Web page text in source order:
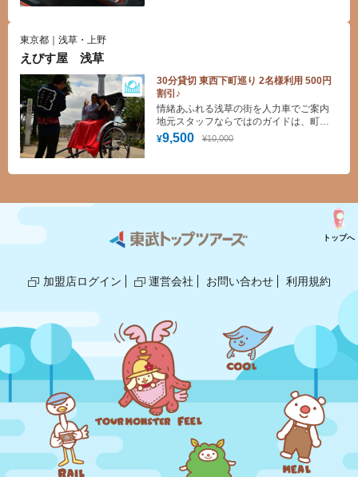
東京都｜浅草・上野
えびす屋 浅草
30分貸切 東西下町巡り 2名様利用 500円
割引♪
¥9,500 ¥10,000
情緒あふれる浅草の街を人力車でご案内
地元スタッフならではのガイドは、町の
歴史はもちろん“穴場名所”や“最新グルメ
情報”なども盛りだくさん！でお楽しみい
加盟店ログイン 運営会社 お問い合わせ 利用規約
トップへ